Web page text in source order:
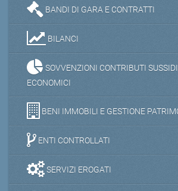
BANDI DI GARA E CONTRATTI
BILANCI
SOVVENZIONI CONTRIBUTI
ECONOMICI
BENI IMMOBILI E GESTIONE
ENTI CONTROLLATI
SERVIZI EROGATI